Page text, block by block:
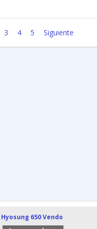
3 4 5 Siguiente
Hyosung 650 Vendo